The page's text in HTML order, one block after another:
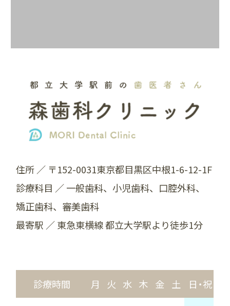
住所 ／ 〒152-0031東京都目黒区中根1-6-12-1F
診療科目 ／ ⼀般歯科、小児歯科、口腔外科、
矯正歯科、審美歯科
最寄駅 ／ 東急東横線 都立大学駅より徒歩1分
診療時間 月 火 水 木 金 土 日・祝